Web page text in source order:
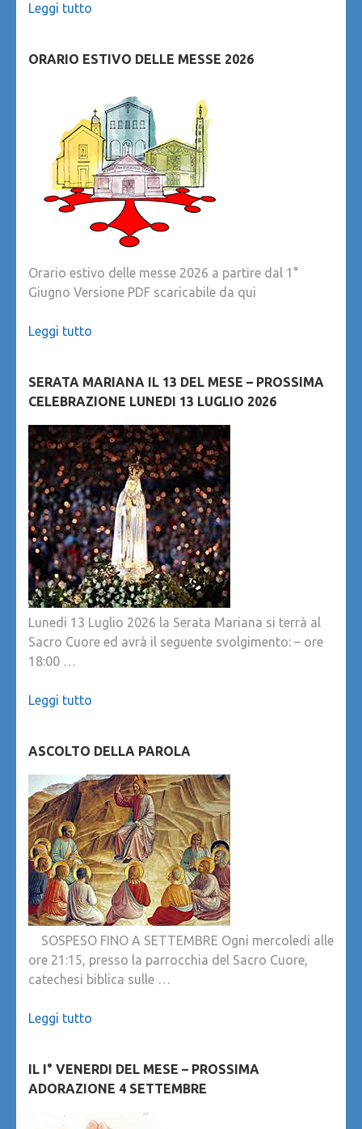
Leggi tutto
ORARIO ESTIVO DELLE MESSE 2026
Orario estivo delle messe 2026 a partire dal 1°
Giugno Versione PDF scaricabile da qui
Leggi tutto
SERATA MARIANA IL 13 DEL MESE – PROSSIMA
CELEBRAZIONE LUNEDI 13 LUGLIO 2026
Lunedi 13 Luglio 2026 la Serata Mariana si terrà al
Sacro Cuore ed avrà il seguente svolgimento: – ore
18:00 …
Leggi tutto
ASCOLTO DELLA PAROLA
SOSPESO FINO A SETTEMBRE Ogni mercoledi alle
ore 21:15, presso la parrocchia del Sacro Cuore,
catechesi biblica sulle …
Leggi tutto
IL I° VENERDI DEL MESE – PROSSIMA
ADORAZIONE 4 SETTEMBRE